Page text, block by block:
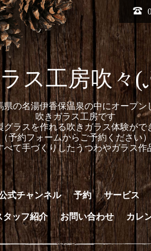
ス工房吹々(
県の名湯伊香保温泉の中にオープン
吹きガラス工房です
グラスを作れる吹きガラス体験がで
（予約フォームからご予約ください）
べて手づくりしたうつわやガラス
式チャンネル 予約 サービス
タッフ紹介 お問い合わせ カレ